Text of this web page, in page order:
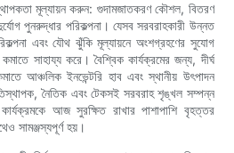
মূল্যায়ন করুন: গুদামজাতকরণ কৌশল, বিতরণ
পুনরুদ্ধার পরিকল্পনা। যেসব সরবরাহকারী উন্নত
এবং যৌথ ঝুঁকি মূল্যায়নে অংশগ্রহণের সুযোগ
সাহায্য করে। বৈশ্বিক কার্যক্রমের জন্য, দীর্ঘ
আঞ্চলিক ইনভেন্টরি হাব এবং স্থানীয় উৎপাদন
নৈতিক এবং টেকসই সরবরাহ শৃঙ্খল সম্পন্ন
আজ সুরক্ষিত রাখার পাশাপাশি বৃহত্তর
সামঞ্জস্যপূর্ণ হয়।